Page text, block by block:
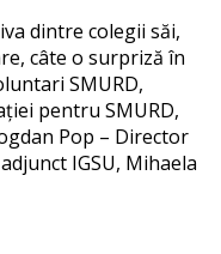
dintre colegii săi,
câte o surpriză în
SMURD,
pentru SMURD,
Pop – Director
IGSU, Mihaela